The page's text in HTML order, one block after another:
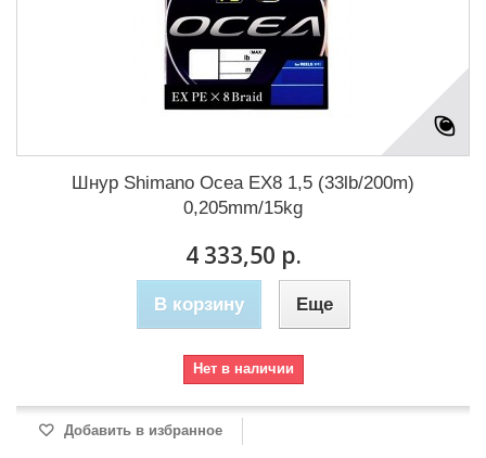
Шнур Shimano Ocea EX8 1,5 (33lb/200m)
0,205mm/15kg
4 333,50 р.
В корзину Еще
Нет в наличии
Добавить в избранное